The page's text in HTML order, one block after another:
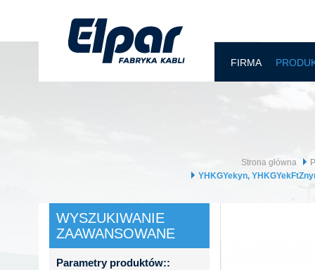
FIRMA
Strona główna
YHKGYekyn,
WYSZUKIWANIE
ZAAWANSOWANE
Parametry produktów::